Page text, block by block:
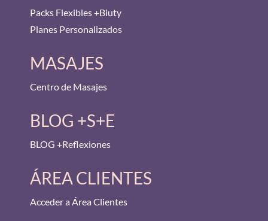
Packs Flexibles +Biuty
Planes Personalizados
MASAJES
Centro de Masajes
BLOG +S+E
BLOG +Reflexiones
ÁREA CLIENTES
Acceder a Área Clientes